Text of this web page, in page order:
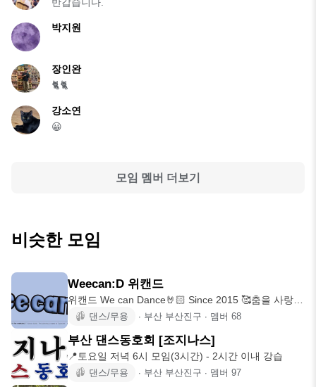
박지원
장인완
🐈🐈
강소연
😀
모임 멤버 더보기
비슷한 모임
Weecan:D 위캔드
위캔드 We can Dance🤘🏻 Since 2015 🥰춤을 사랑하
고
댄스/무용 ∙ 부산 부산진구 ∙ 멤버 68
부산 댄스동호회 [조지나스]
📍토요일 저녁 6시 모임(3시간) - 2시간 이내 강습
댄스/무용 ∙ 부산 부산진구 ∙ 멤버 97